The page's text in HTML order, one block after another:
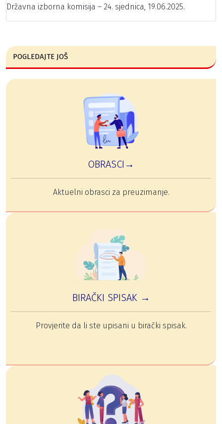
Državna izborna komisija – 24. sjednica, 19.06.2025.
POGLEDAJTE JOŠ
OBRASCI→
Aktuelni obrasci za preuzimanje.
BIRAČKI SPISAK →
Provjerite da li ste upisani u birački spisak.